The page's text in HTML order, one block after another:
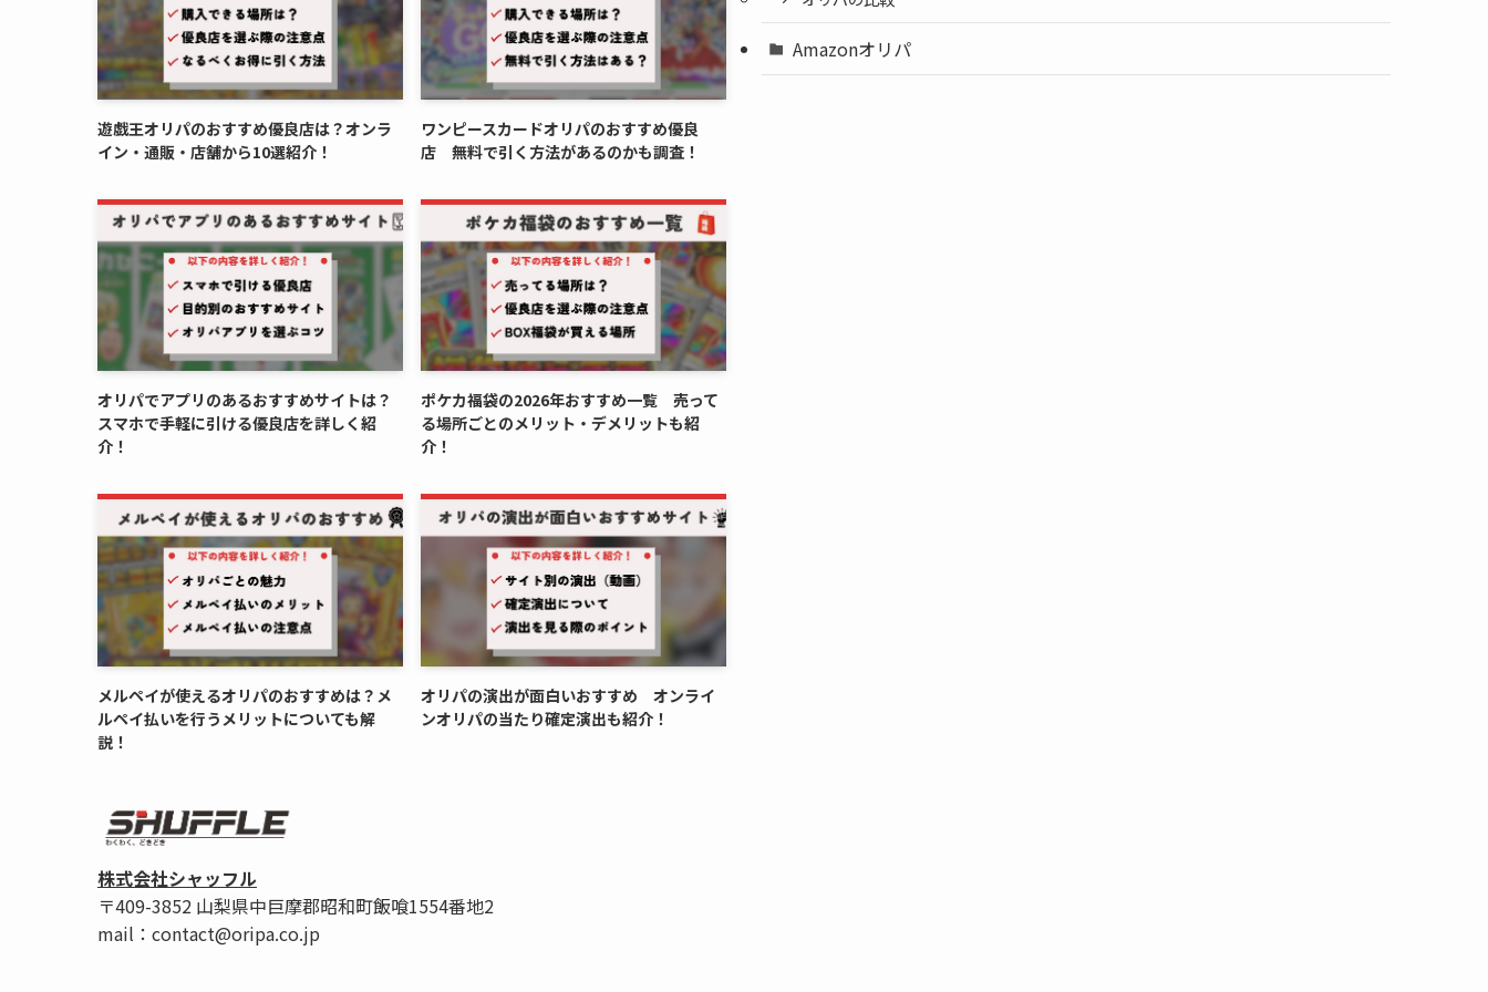
遊戯王オリパのおすすめ優良店は？オンラ
イン・通販・店舗から10選紹介！
ワンピースカードオリパのおすすめ優良
店 無料で引く方法があるのかも調査！
オリパでアプリのあるおすすめサイトは？
スマホで手軽に引ける優良店を詳しく紹
介！
ポケカ福袋の2026年おすすめ一覧 売って
る場所ごとのメリット・デメリットも紹
介！
メルペイが使えるオリパのおすすめは？メ
ルペイ払いを行うメリットについても解
説！
オリパの演出が面白いおすすめ オンライ
ンオリパの当たり確定演出も紹介！
株式会社シャッフル
〒409-3852 山梨県中巨摩郡昭和町飯喰1554番地2
mail：contact@oripa.co.jp
Amazonオリパ